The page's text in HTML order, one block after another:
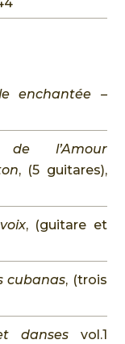
enchantée –
de l’Amour
, (5 guitares),
, (guitare et
cubanas, (trois
dansesvol.1